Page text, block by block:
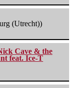
(Utrecht))
Cave & the
feat. Ice-T